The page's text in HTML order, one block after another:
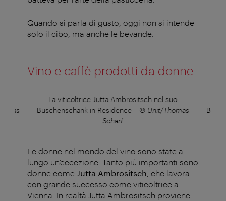
Quando si parla di gusto, oggi non si intende
solo il cibo, ma anche le bevande.
Vino e caffè prodotti da donne
La viticoltrice Jutta Ambrositsch nel suo
Buschenschank in Residence– © Unit/Thomas
Scharf
Le donne nel mondo del vino sono state a
lungo un’eccezione. Tanto più importanti sono
donne come Jutta Ambrositsch , che lavora
con grande successo come viticoltrice a
Vienna. In realtà Jutta Ambrositsch proviene